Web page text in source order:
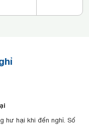
hư hại khi đến nghỉ. Số